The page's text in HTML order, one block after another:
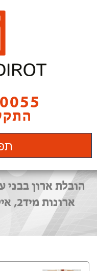
הובלת ארון בבני
ארונות מיד2, איקאה ורשתות בכל הארץ.